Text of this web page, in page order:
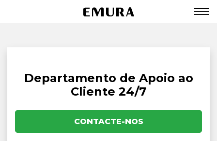
Departamento de Apoio ao
Cliente 24/7
CONTACTE-NOS